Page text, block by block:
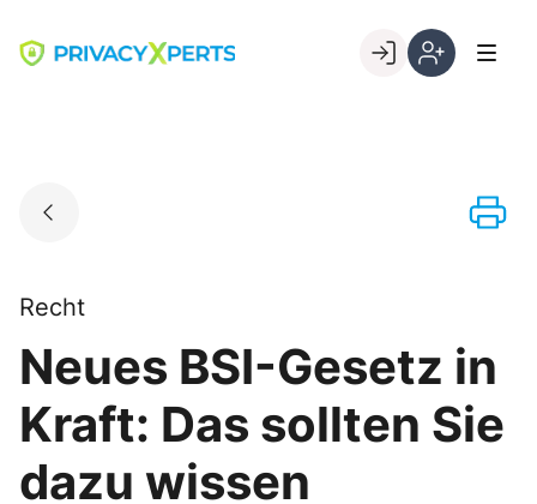
content
Go to landing page.
Recht
Neues BSI-Gesetz in
Kraft: Das sollten Sie
dazu wissen